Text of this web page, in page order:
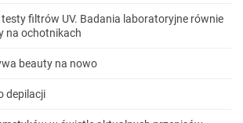
testy filtrów UV. Badania laboratoryjne równie
na ochotnikach
beauty na nowo
depilacji